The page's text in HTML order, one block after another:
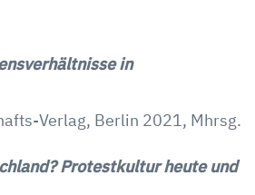
in
Verlag, Berlin 2021, Mhrsg.
Protestkultur heute und